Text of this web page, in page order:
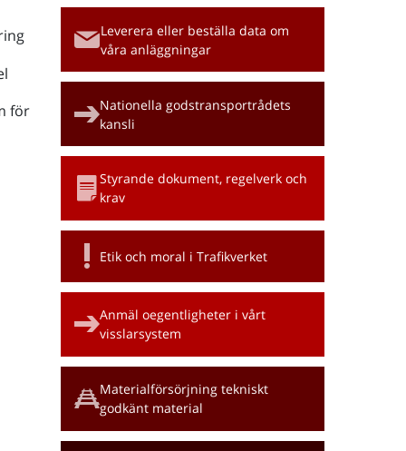
för
Leverera eller beställa data om
våra anläggningar
Nationella godstransportrådets
kansli
Styrande dokument, regelverk och
krav
Etik och moral i Trafikverket
Anmäl oegentligheter i vårt
visslarsystem
Materialförsörjning tekniskt
godkänt material